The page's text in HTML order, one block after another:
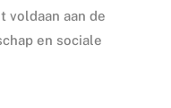
voldaan aan de
en sociale